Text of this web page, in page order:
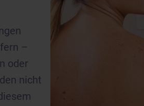
–
oder
nicht